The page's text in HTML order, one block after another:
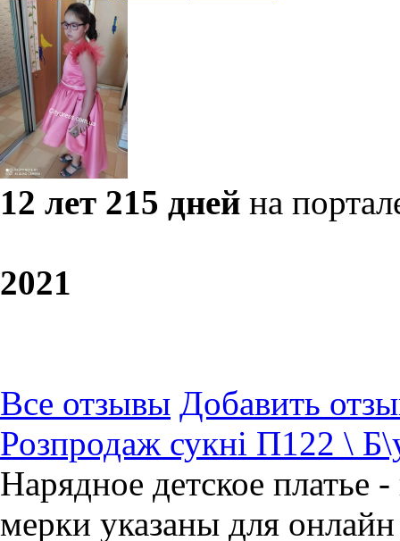
12 лет 215 дней на
2021
Все отзывы Добавить
Розпродаж сукні П122 \
Нарядное детское платье
мерки указаны для